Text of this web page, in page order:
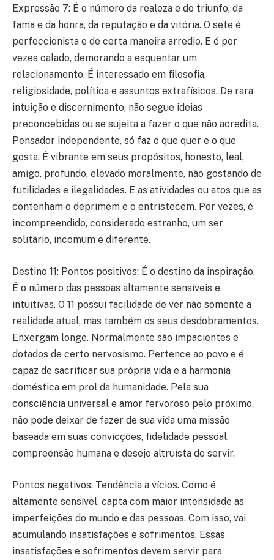
Expressão 7: É o número da realeza e do triunfo, da
fama e da honra, da reputação e da vitória. O sete é
perfeccionista e de certa maneira arredio. E é por
vezes calado, demorando a esquentar um
relacionamento. É interessado em filosofia,
religiosidade, política e assuntos extrafísicos. De rara
intuição e discernimento, não segue ideias
preconcebidas ou se sujeita a fazer o que não acredita.
Pensador independente, só faz o que quer e o que
gosta. É vibrante em seus propósitos, honesto, leal,
amigo, profundo, elevado moralmente, não gostando de
futilidades e ilegalidades. E as atividades ou atos que as
contenham o deprimem e o entristecem. Por vezes, é
incompreendido, considerado estranho, um ser
solitário, incomum e diferente.
Destino 11: Pontos positivos: É o destino da inspiração.
É o número das pessoas altamente sensíveis e
intuitivas. O 11 possui facilidade de ver não somente a
realidade atual, mas também os seus desdobramentos.
Enxergam longe. Normalmente são impacientes e
dotados de certo nervosismo. Pertence ao povo e é
capaz de sacrificar sua própria vida e a harmonia
doméstica em prol da humanidade. Pela sua
consciência universal e amor fervoroso pelo próximo,
não pode deixar de fazer de sua vida uma missão
baseada em suas convicções, fidelidade pessoal,
compreensão humana e desejo altruísta de servir.
Pontos negativos: Tendência a vícios. Como é
altamente sensível, capta com maior intensidade as
imperfeições do mundo e das pessoas. Com isso, vai
acumulando insatisfações e sofrimentos. Essas
insatisfações e sofrimentos devem servir para